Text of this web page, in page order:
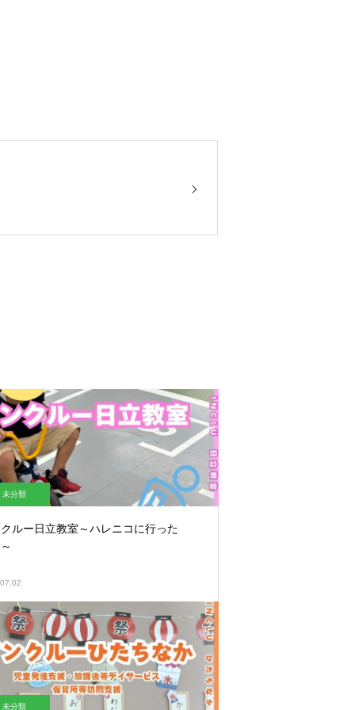
未分類
ルー日立教室～ハレニコに行った
未分類